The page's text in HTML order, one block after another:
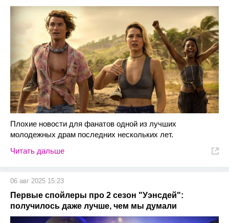
Плохие новости для фанатов одной из лучших
молодежных драм последних нескольких лет.
Читать дальше
06 авг 2025 15:23
Первые спойлеры про 2 сезон "Уэнсдей":
получилось даже лучше, чем мы думали